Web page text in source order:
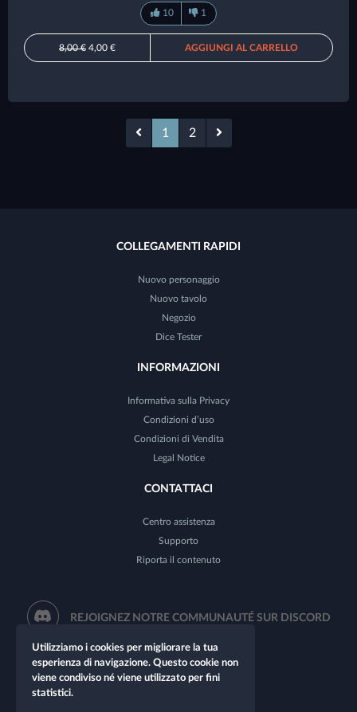
10 1
8,00 € 4,00 € AGGIUNGI AL CARRELLO
1 2
COLLEGAMENTI RAPIDI
Nuovo personaggio
Nuovo tavolo
Negozio
Dice Tester
INFORMAZIONI
Informativa sulla Privacy
Condizioni d’uso
Condizioni di Vendita
Legal Notice
CONTATTACI
Centro assistenza
Supporto
Riporta il contenuto
REJOIGNEZ NOTRE COMMUNAUTÉ SUR DISCORD
Utilizziamo i cookies per migliorare la tua
esperienza di navigazione. Questo cookie non
viene condiviso né viene utilizzato per fini
statistici.